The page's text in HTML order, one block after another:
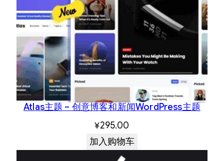
Atlas主题 – 创意博客和新闻WordPress主题
¥295.00
加入购物车